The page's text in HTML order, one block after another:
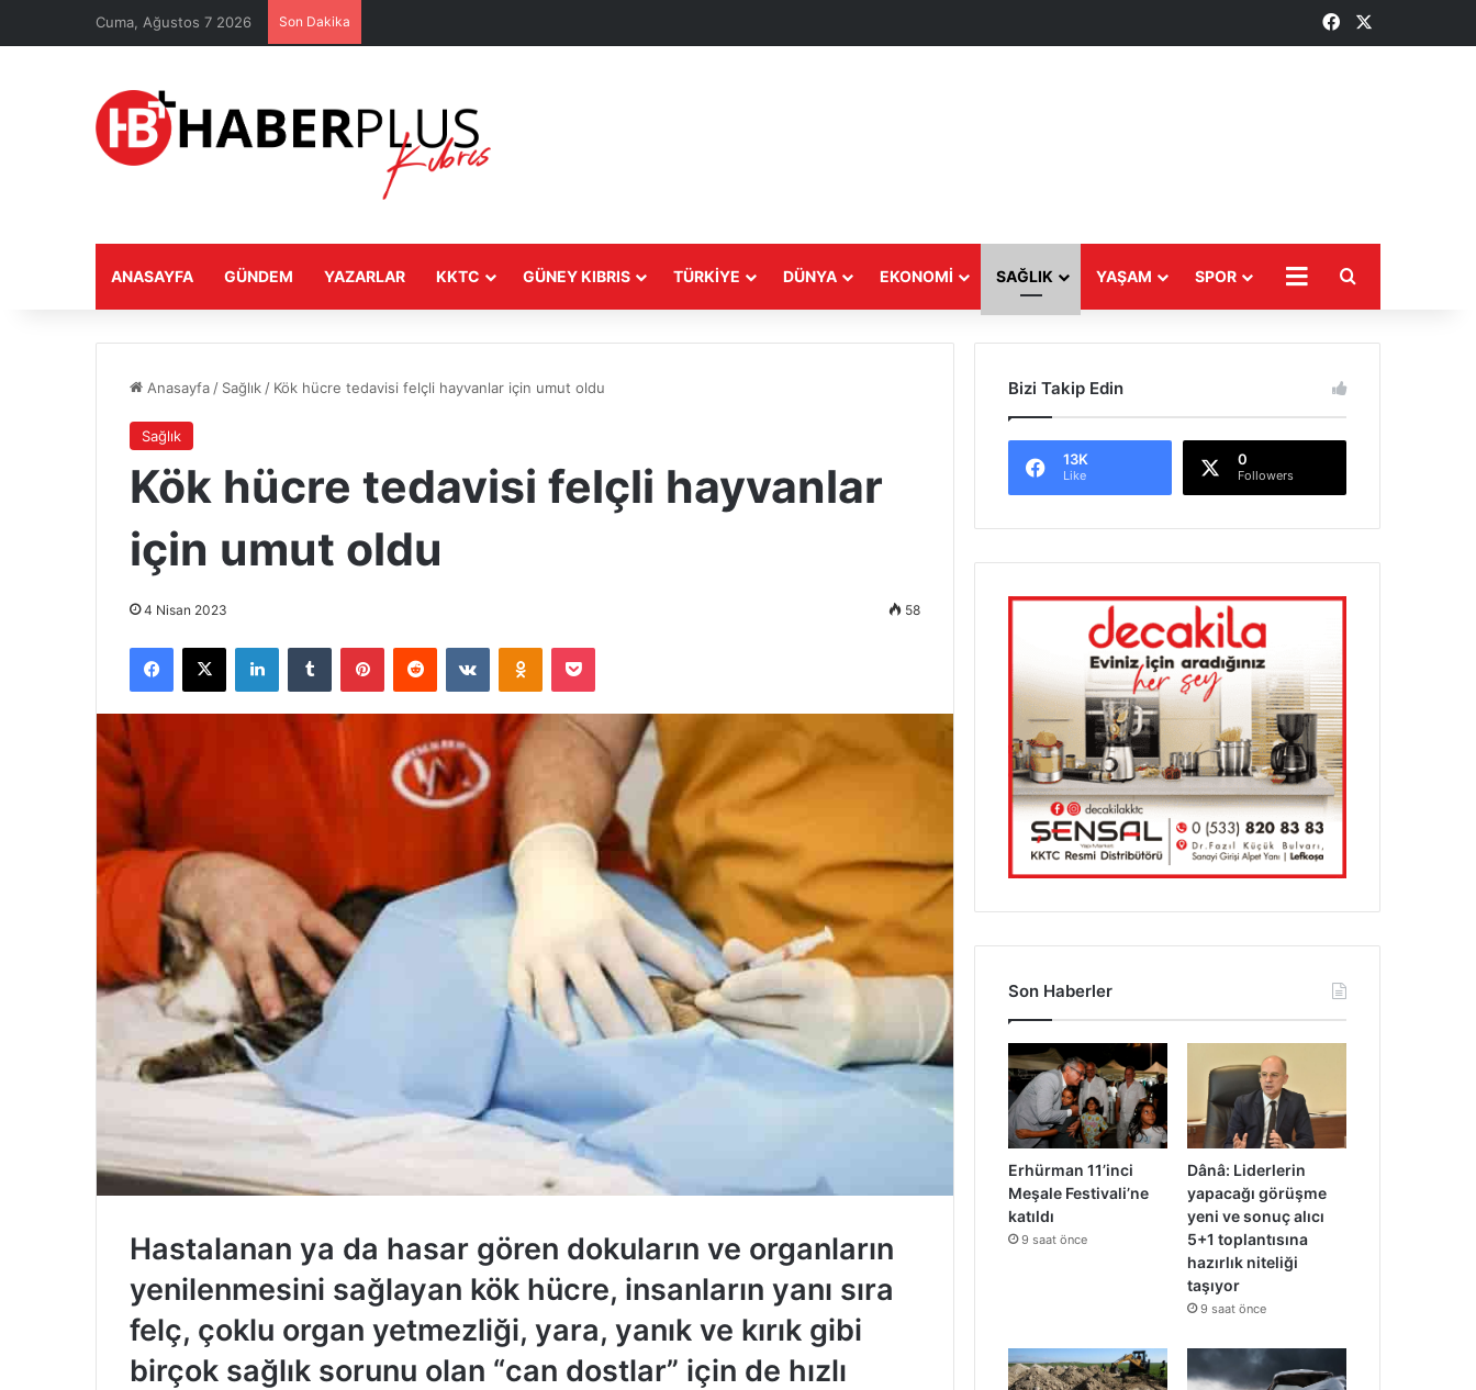
Cuma, Ağustos 7 2026 Son Dakika Facebook
ANASAYFA GÜNDEM YAZARLAR KKTC GÜNEY KIBRIS TÜRKIYE DÜNYA EKONOMI SAĞLIK YAŞAM SPOR DAHA
Anasayfa / Sağlık / Kök hücre tedavisi felçli hayvanlar için umut oldu
Sağlık
Kök hücre tedavisi felçli hayvanlar
için umut oldu
4 Nisan 2023 58
Facebook
X LinkedInTumblr PinterestReddit VKontakteOdnoklassniki
Pocket
Hastalanan ya da hasar gören dokuların ve organların
yenilenmesini sağlayan kök hücre, insanların yanı sıra
felç, çoklu organ yetmezliği, yara, yanık ve kırık gibi
birçok sağlık sorunu olan “can dostlar” için de hızlı
Bizi Takip Edin
13K
Like
0
Followers
Son Haberler
Erhürman 11’inci
Meşale Festivali’ne
katıldı
9 saat önce
Dânâ: Liderlerin
yapacağı görüşme
yeni ve sonuç alıcı
5+1 toplantısına
hazırlık niteliği
taşıyor
9 saat önce